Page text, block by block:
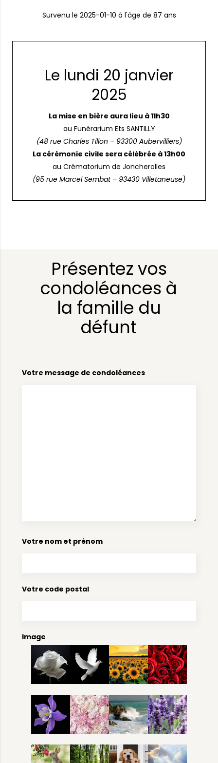
Survenu le 2025-01-10 à l'âge de 87 ans
Le lundi 20 janvier
2025
La mise en bière aura lieu à 11h30
au Funérarium Ets SANTILLY
(48 rue Charles Tillon – 93300 Aubervilliers)
La cérémonie civile sera célébrée à 13h00
au Crématorium de Joncherolles
(95 rue Marcel Sembat – 93430 Villetaneuse)
Présentez vos
condoléances à
la famille du
défunt
Votre message de condoléances
Votre nom et prénom
Votre code postal
Image